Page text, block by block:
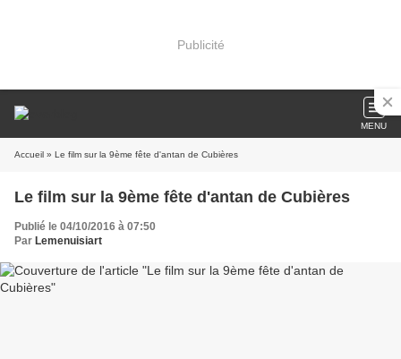
Publicité
MENU
Accueil » Le film sur la 9ème fête d'antan de Cubières
Le film sur la 9ème fête d'antan de Cubières
Publié le 04/10/2016 à 07:50
Par Lemenuisiart